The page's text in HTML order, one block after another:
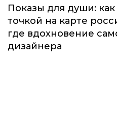
Показы для души:
точкой на карте
где вдохновение
дизайнера